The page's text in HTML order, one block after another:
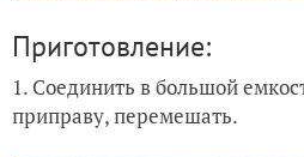
Приготовление:
1. Соединить в большой
приправу, перемешать.